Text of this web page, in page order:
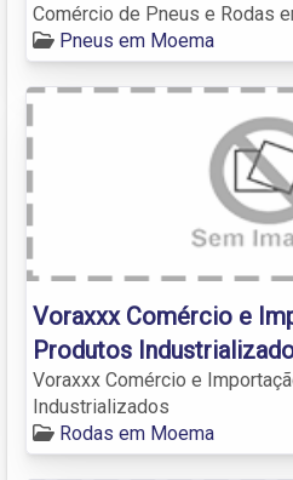
Comércio de Pneus e Rodas
Pneus em Moema
Voraxxx Comércio e
Produtos
Voraxxx Comércio e
Industrializados
Rodas em Moema